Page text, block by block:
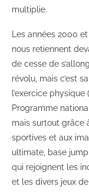
multiplie.
Les années 2000
nous retiennent
de cesse de
révolu, mais c’est
l’exercice physique (
Programme
mais surtout grâce
sportives et aux
ultimate, base
qui rejoignent les
et les divers jeux